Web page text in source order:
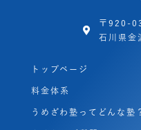
〒920-
石川県
トップページ
料金体系
うめざわ塾ってどんな塾